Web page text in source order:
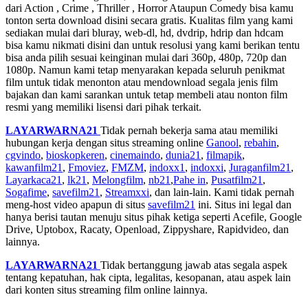
dari Action , Crime , Thriller , Horror Ataupun Comedy bisa kamu
tonton serta download disini secara gratis. Kualitas film yang kami
sediakan mulai dari bluray, web-dl, hd, dvdrip, hdrip dan hdcam
bisa kamu nikmati disini dan untuk resolusi yang kami berikan tentu
bisa anda pilih sesuai keinginan mulai dari 360p, 480p, 720p dan
1080p. Namun kami tetap menyarakan kepada seluruh penikmat
film untuk tidak menonton atau mendownload segala jenis film
bajakan dan kami sarankan untuk tetap membeli atau nonton film
resmi yang memiliki lisensi dari pihak terkait.
LAYARWARNA21 Tidak pernah bekerja sama atau memiliki
hubungan kerja dengan situs streaming online Ganool, rebahin,
cgvindo, bioskopkeren, cinemaindo, dunia21 , filmapik,
kawanfilm21 , Fmoviez, FMZM, indoxx1 , indoxxi, Juraganfilm21 ,
Layarkaca21 , lk21 , Melongfilm, nb21 ,Pahe in, Pusatfilm21 ,
Sogafime, savefilm21 , Streamxxi, dan lain-lain. Kami tidak pernah
meng-host video apapun di situs savefilm21 ini. Situs ini legal dan
hanya berisi tautan menuju situs pihak ketiga seperti Acefile, Google
Drive, Uptobox, Racaty, Openload, Zippyshare, Rapidvideo, dan
lainnya.
LAYARWARNA21 Tidak bertanggung jawab atas segala aspek
tentang kepatuhan, hak cipta, legalitas, kesopanan, atau aspek lain
dari konten situs streaming film online lainnya.